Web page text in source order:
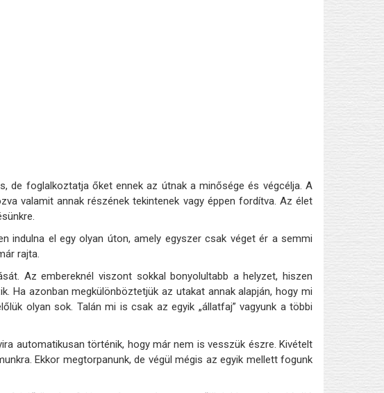
de foglalkoztatja őket ennek az útnak a minősége és végcélja. A
valamit annak részének tekintenek vagy éppen fordítva. Az élet
indulna el egy olyan úton, amely egyszer csak véget ér a semmi
rajta.
Az embereknél viszont sokkal bonyolultabb a helyzet, hiszen
Ha azonban megkülönböztetjük az utakat annak alapján, hogy mi
olyan sok. Talán mi is csak az egyik „állatfaj” vagyunk a többi
automatikusan történik, hogy már nem is vesszük észre. Kivételt
Ekkor megtorpanunk, de végül mégis az egyik mellett fogunk